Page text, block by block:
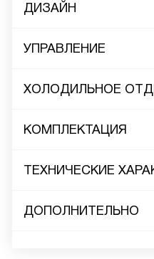
ДИЗАЙН
УПРАВЛЕНИЕ
ХОЛОДИЛЬНОЕ
КОМПЛЕКТАЦИЯ
ТЕХНИЧЕСКИЕ
ДОПОЛНИТЕЛЬНО